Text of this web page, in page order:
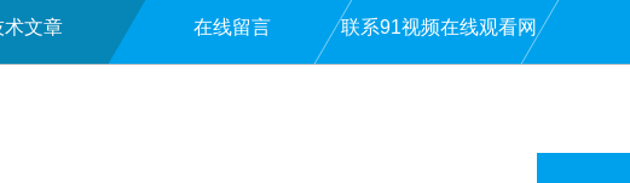
术文章 在线留言 联系91视频在线观看网